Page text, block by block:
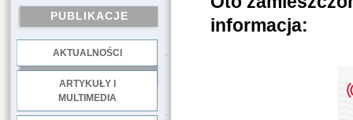
PUBLIKACJE
AKTUALNOŚCI
ARTYKUŁY I
MULTIMEDIA
informacja: